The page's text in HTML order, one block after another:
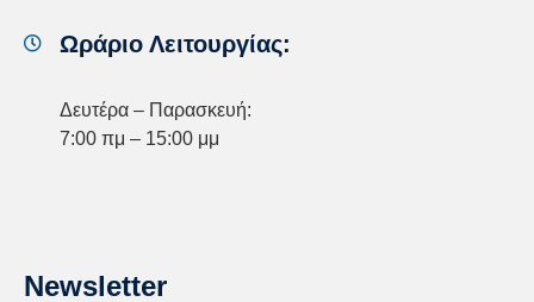
Ωράριο Λειτουργίας:
Δευτέρα – Παρασκευή:
7:00 πμ – 15:00 μμ
Newsletter